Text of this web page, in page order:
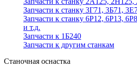
Запчасти к станку 3Г71, 3Б71,
Запчасти к станку 6Р12, 6Р13,
и т.д.
Запчасти к 1Б240
Запчасти к другим станкам
Станочная оснастка